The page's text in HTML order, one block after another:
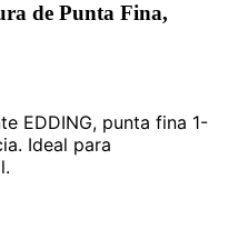
de Punta Fina,
EDDING, punta fina 1-
Ideal para